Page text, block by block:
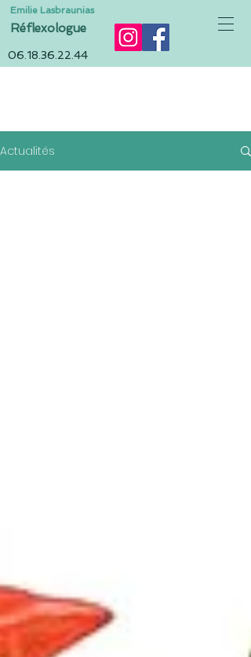
Réflexologue
Emilie Lasbraunias
06.18.36.22.44
Actualités